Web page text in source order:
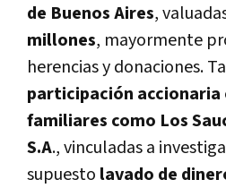
de Buenos Aires,
millones, mayormente
herencias y donaciones.
participación accionaria
familiares como Los
S.A., vinculadas a
supuesto lavado de